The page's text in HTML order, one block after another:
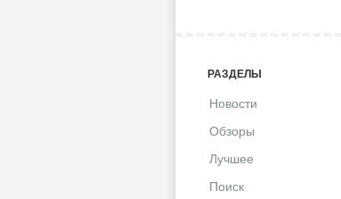
РАЗДЕЛЫ
Новости
Обзоры
Лучшее
Поиск